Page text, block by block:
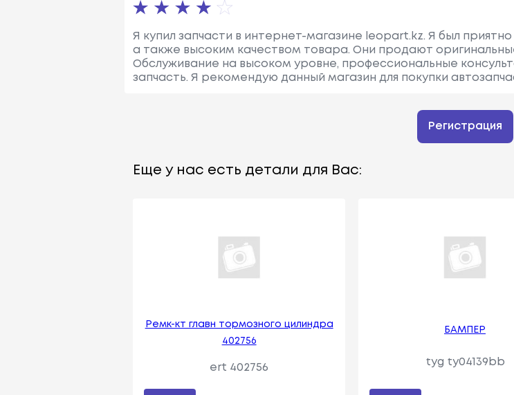
Я купил запчасти в интернет-магазине leopart.kz. Я был
а также высоким качеством товара. Они продают
Обслуживание на высоком уровне, профессиональные
запчасть. Я рекомендую данный магазин для покупки
Регистрация
Еще у нас есть детали для Вас:
Ремк-кт главн тормозного цилиндра
402756
ert 402756
БАМПЕР
tyg ty04139bb